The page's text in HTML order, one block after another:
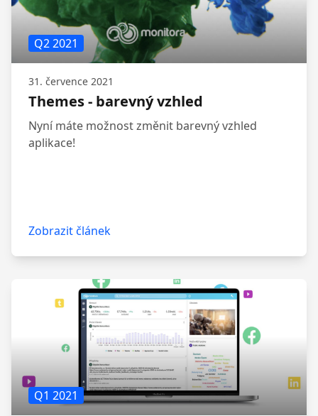
Q2 2021
31. července 2021
Themes - barevný vzhled
Nyní máte možnost změnit barevný vzhled
aplikace!
Zobrazit článek
Q1 2021